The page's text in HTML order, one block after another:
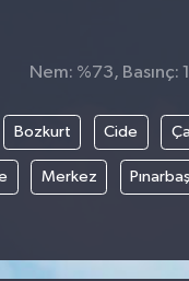
Nem: %73, Basınç:
Bozkurt Cide
Merkez